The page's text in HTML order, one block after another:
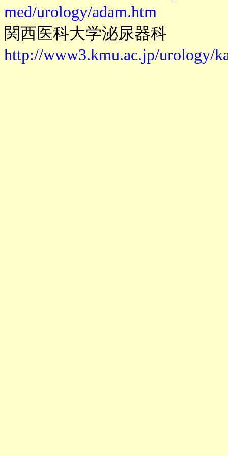
med/urology/adam.htm
関西医科大学泌尿器科
http://www3.kmu.ac.jp/urology/